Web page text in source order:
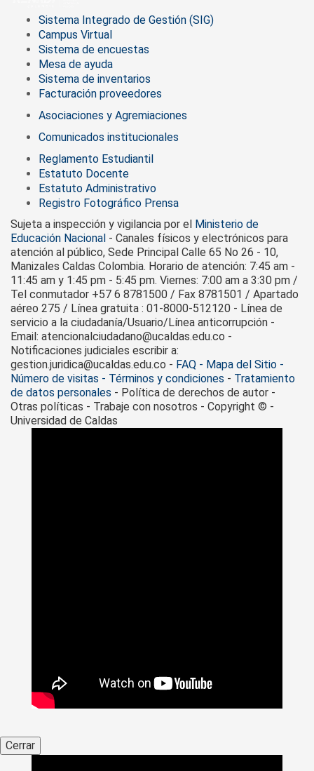
Sistema Integrado de Gestión (SIG)
Campus Virtual
Sistema de encuestas
Mesa de ayuda
Sistema de inventarios
Facturación proveedores
Asociaciones y Agremiaciones
Comunicados institucionales
Reglamento Estudiantil
Estatuto Docente
Estatuto Administrativo
Registro Fotográfico Prensa
Sujeta a inspección y vigilancia por el Ministerio de
Educación Nacional - Canales físicos y electrónicos para
atención al público, Sede Principal Calle 65 No 26 - 10,
Manizales Caldas Colombia. Horario de atención: 7:45 am -
11:45 am y 1:45 pm - 5:45 pm. Viernes: 7:00 am a 3:30 pm /
Tel conmutador +57 6 8781500 / Fax 8781501 / Apartado
aéreo 275 / Línea gratuita : 01-8000-512120 - Línea de
servicio a la ciudadanía/Usuario/Línea anticorrupción -
Email: atencionalciudadano@ucaldas.edu.co -
Notificaciones judiciales escribir a:
gestion.juridica@ucaldas.edu.co - FAQ - Mapa del Sitio -
Número de visitas - Términos y condiciones - Tratamiento
de datos personales - Política de derechos de autor -
Otras políticas - Trabaje con nosotros - Copyright © -
Universidad de Caldas
Cerrar